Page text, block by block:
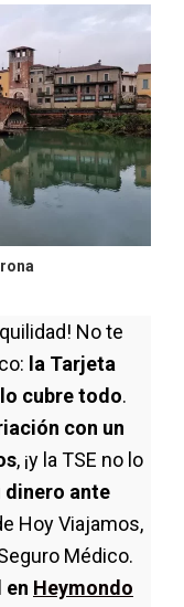
No te
la Tarjeta
cubre todo.
con un
, ¡y la TSE no lo
ante
Hoy Viajamos,
Médico.
en Heymondo